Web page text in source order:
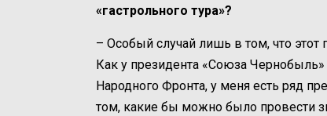
«гастрольного тура»?
– Особый случай лишь в том, что
Как у президента «Союза
Народного Фронта, у меня есть ряд
том, какие бы можно было провести